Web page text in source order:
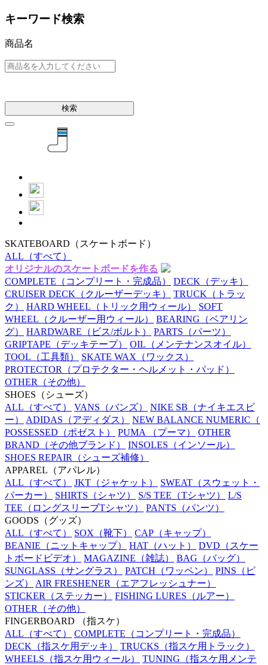
キーワード検索
商品名
検索
SKATEBOARD （スケートボード）
ALL （すべて）
オリジナルのスケートボードを作る
COMPLETE （コンプリート・完成品） DECK （デッキ）
CRUISER DECK （クルーザーデッキ） TRUCK （トラッ
ク）
HARD WHEEL （トリック用ウィール）
SOFT
WHEEL （クルーザー用ウィール） BEARING （ベアリン
グ）
HARDWARE （ビス/ボルト） PARTS （パーツ）
GRIPTAPE （デッキテープ） OIL （メンテナンスオイル）
TOOL （工具類） SKATE WAX （ワックス）
PROTECTOR （プロテクター・ヘルメット・パッド）
OTHER （その他）
SHOES （シューズ）
ALL （すべて） VANS （バンズ） NIKE SB （ナイキエスビ
ー）
ADIDAS （アディダス） NEW BALANCE NUMERIC （
POSSESSED （ポゼスト） PUMA （プーマ）
OTHER
BRAND （その他ブランド） INSOLES （インソール）
SHOES REPAIR （シューズ補修）
APPAREL （アパレル）
ALL （すべて） JKT （ジャケット） SWEAT （スウェット・
パーカー）
SHIRTS （シャツ） S/S TEE （Tシャツ）
L/S
TEE （ロングスリーブTシャツ） PANTS （パンツ）
GOODS （グッズ）
ALL （すべて） SOX （靴下） CAP （キャップ）
BEANIE （ニットキャップ） HAT （ハット） DVD （スケー
トボードビデオ）
MAGAZINE （雑誌） BAG （バッグ）
SUNGLASS （サングラス） PATCH （ワッペン） PINS （ピ
ンズ）
AIR FRESHENER （エアフレッシュナー）
STICKER （ステッカー） FISHING LURES （ルアー）
OTHER （その他）
FINGERBOARD
（指スケ）
ALL （すべて） COMPLETE （コンプリート・完成品）
DECK （指スケ用デッキ） TRUCKS （指スケ用トラック）
WHEELS （指スケ用ウィール） TUNING （指スケ用メンテ